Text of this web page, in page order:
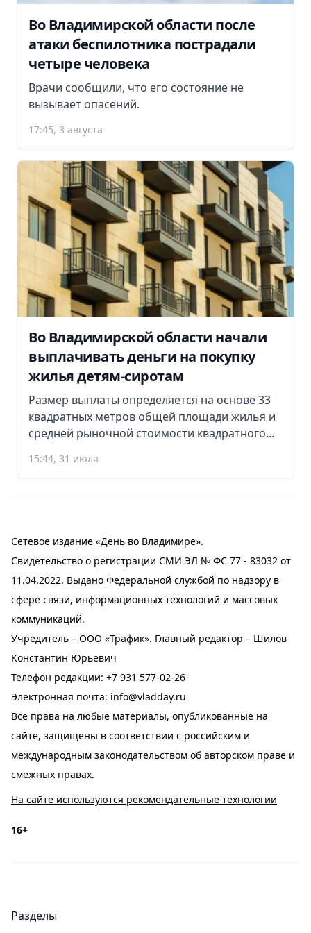
Во Владимирской области после
атаки беспилотника пострадали
четыре человека
Врачи сообщили, что его состояние не
вызывает опасений.
17:45, 3 августа
Во Владимирской области начали
выплачивать деньги на покупку
жилья детям-сиротам
Размер выплаты определяется на основе 33
квадратных метров общей площади жилья и
средней рыночной стоимости квадратного...
15:44, 31 июля
Сетевое издание «День во Владимире».
Свидетельство о регистрации СМИ ЭЛ № ФС 77 - 83032 от
11.04.2022. Выдано Федеральной службой по надзору в
сфере связи, информационных технологий и массовых
коммуникаций.
Учредитель – ООО «Трафик». Главный редактор – Шилов
Константин Юрьевич
Телефон редакции: +7 931 577-02-26
Электронная почта: info@vladday.ru
Все права на любые материалы, опубликованные на
сайте, защищены в соответствии с российским и
международным законодательством об авторском праве и
смежных правах.
На сайте используются рекомендательные технологии
16+
Разделы